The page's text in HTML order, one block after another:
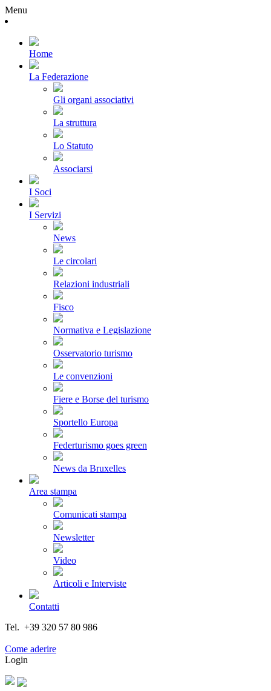
Menu
Home
La Federazione
Gli organi associativi
La struttura
Lo Statuto
Associarsi
I Soci
I Servizi
News
Le circolari
Relazioni industriali
Fisco
Normativa e Legislazione
Osservatorio turismo
Le convenzioni
Fiere e Borse del turismo
Sportello Europa
Federturismo goes green
News da Bruxelles
Area stampa
Comunicati stampa
Newsletter
Video
Articoli e Interviste
Contatti
Tel. +39 320 57 80 986
Come aderire
Login